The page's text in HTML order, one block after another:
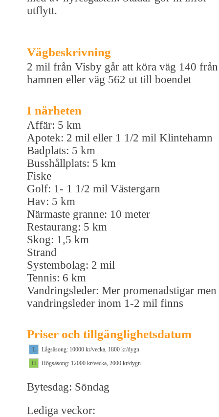
utflytt.
Vägbeskrivning
2 mil från Visby går att köra väg 140 från
hamnen eller väg 562 ut till boendet
I närheten
Affär: 5 km
Apotek: 2 mil eller 1 1/2 mil Klintehamn
Badplats: 5 km
Busshållplats: 5 km
Fiske
Golf: 1- 1 1/2 mil Västergarn
Hav: 5 km
Närmaste granne: 10 meter
Restaurang: 5 km
Skog: 1,5 km
Strand
Systembolag: 2 mil
Tennis: 6 km
Vandringsleder: Mer promenadstigar men
vandringsleder inom 1-2 mil finns
Priser och tillgänglighetsdatum
L
Lågsäsong: 10000 kr/vecka, 1800 kr/dygn
H
Högsäsong: 12000 kr/vecka, 2000 kr/dygn
Bytesdag: Söndag
Lediga veckor: